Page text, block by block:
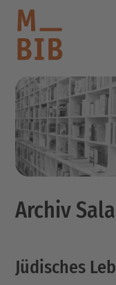
Archiv
Jüdisches
informieren
entdecken
mitmachen
Kontakt
Login Konto
English